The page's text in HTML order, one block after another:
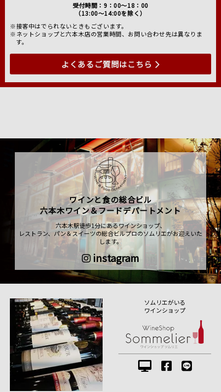
受付時間：9：00～18：00
（13:00～14:00を除く）
※接客中はでられないときもございます。
※ネットショップと六本木店の営業時間、お問い合わせ先は異なりま
す。
よくあるご質問はこちら
ワインと食の総合ビル
六本木ワイン＆フードデパートメント
六本木駅徒歩1分にあるワインショップ、
レストラン、パン＆スイーツの総合ビルプロのソムリエがお迎えいた
します。
instagram
ソムリエがいる
ワインショップ